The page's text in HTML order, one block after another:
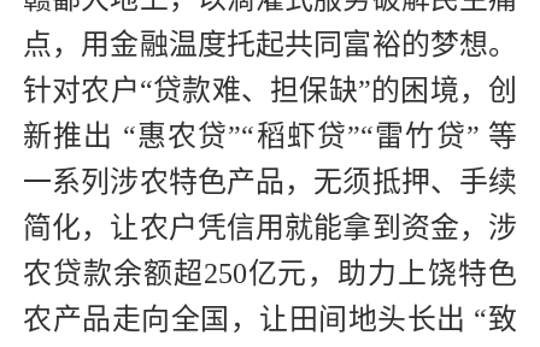
点，用金融温度托起共同富裕的梦想。
针对农户“贷款难、担保缺”的困境，创
新推出 “惠农贷”“稻虾贷”“雷竹贷” 等
一系列涉农特色产品，无须抵押、手续
简化，让农户凭信用就能拿到资金，涉
农贷款余额超250亿元，助力上饶特色
农产品走向全国，让田间地头长出 “致